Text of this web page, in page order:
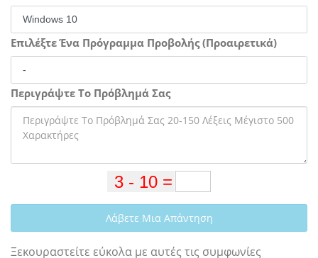
Επιλέξτε Ένα Πρόγραμμα Προβολής (Προαιρετικά)
Περιγράψτε Το Πρόβλημά Σας
Λάβετε Μια Απάντηση
Ξεκουραστείτε εύκολα με αυτές τις συμφωνίες